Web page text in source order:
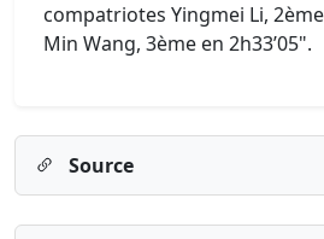
compatriotes Yingmei Li,
Min Wang, 3ème en 2h33’05".
Source